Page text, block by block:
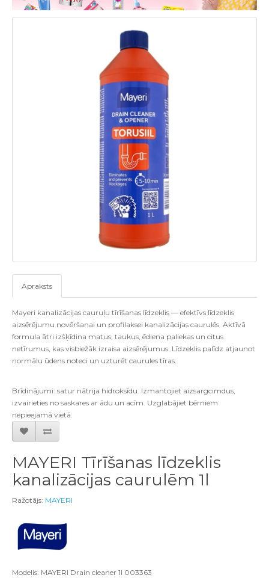
Apraksts
Mayeri kanalizācijas cauruļu tīrīšanas līdzeklis — efektīvs līdzeklis
aizsērējumu novēršanai un profilaksei kanalizācijas caurulēs. Aktīvā
formula ātri izšķīdina matus, taukus, ēdiena paliekas un citus
netīrumus, kas visbiežāk izraisa aizsērējumus. Līdzeklis palīdz atjaunot
normālu ūdens noteci un uzturēt caurules tīras.
Brīdinājumi: satur nātrija hidroksīdu. Izmantojiet aizsargcimdus,
izvairieties no saskares ar ādu un acīm. Uzglabājiet bērniem
nepieejamā vietā.
MAYERI Tīrīšanas līdzeklis
kanalizācijas caurulēm 1l
Ražotājs: MAYERI
Modelis: MAYERI Drain cleaner 1l 003363